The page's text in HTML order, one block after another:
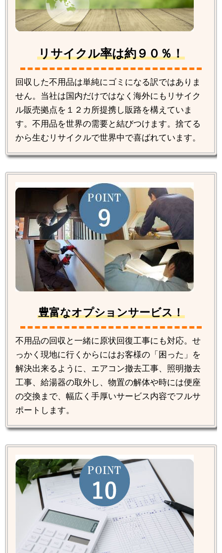
リサイクル率は約９０％！
回収した不用品は単純にゴミになる訳ではありま
せん。当社は国内だけではなく海外にもリサイク
ル販売拠点を１２カ所提携し販路を構えていま
す。不用品を世界の需要と結びつけます。捨てる
から生むリサイクルで世界中で喜ばれています。
豊富なオプションサービス！
不用品の回収と一緒に原状回復工事にも対応。せ
っかく現地に行くからにはお客様の「困った」を
解決出来るように、エアコン撤去工事、照明撤去
工事、給湯器の取外し、物置の解体や時には便座
の交換まで、幅広く手厚いサービス内容でフルサ
ポートします。